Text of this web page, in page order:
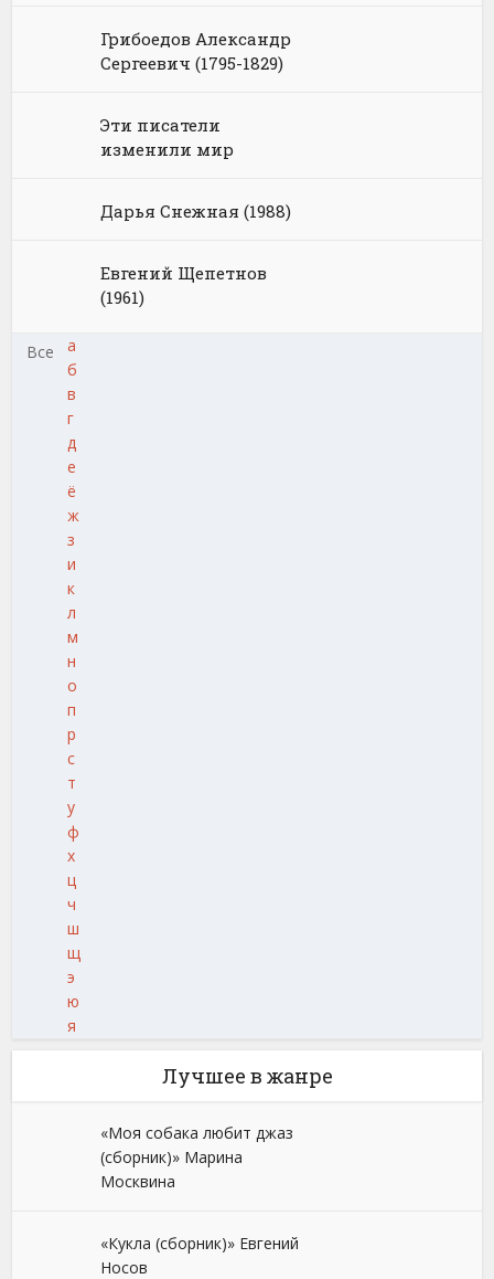
Грибоедов Александр
Сергеевич (1795-1829)
Эти писатели
изменили мир
Дарья Снежная (1988)
Евгений Щепетнов
(1961)
Все
а
б
в
г
д
е
ё
ж
з
и
к
л
м
н
о
п
р
с
т
у
ф
х
ц
ч
ш
щ
э
ю
я
Лучшее в жанре
«Моя собака любит джаз
(сборник)» Марина
Москвина
«Кукла (сборник)» Евгений
Носов